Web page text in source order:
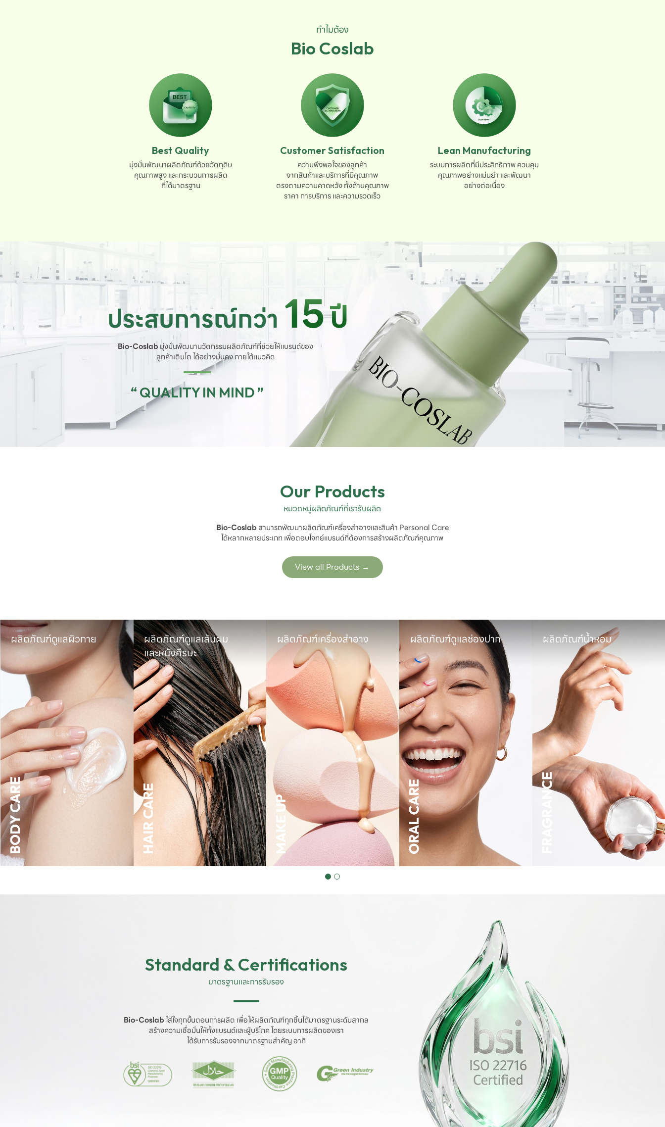
ทำไมต้อง
Bio Coslab
Best Quality
มุ่งมั่นพัฒนาผลิตภัณฑ์ด้วยวัตถุดิบ
คุณภาพสูง และกระบวนการผลิต
ที่ได้มาตรฐาน
Customer Satisfaction
ความพึงพอใจของลูกค้า
จากสินค้าและบริการที่มีคุณภาพ
ตรงตามความคาดหวัง ทั้งด้านคุณภาพ
ราคา การบริการ และความรวดเร็ว
Lean Manufacturing
ระบบการผลิตที่มีประสิทธิภาพ ควบคุม
คุณภาพอย่างแม่นยำ และพัฒนา
อย่างต่อเนื่อง
ประสบการณ์กว่า 15ปี
Bio-Coslab มุ่งมั่นพัฒนานวัตกรรมผลิตภัณฑ์ที่ช่วยให้แบรนด์ของ
ลูกค้าเติบโต ได้อย่างมั่นคง ภายใต้แนวคิด
“ QUALITY IN MIND ”
Our Products
หมวดหมู่ผลิตภัณฑ์ที่เรารับผลิต
Bio-Coslab สามารถพัฒนาผลิตภัณฑ์เครื่องสำอางและสินค้า Personal Care
ได้หลากหลายประเภท เพื่อตอบโจทย์แบรนด์ที่ต้องการสร้างผลิตภัณฑ์คุณภาพ
View all Products →
ผิวกาย
ผลิตภัณฑ์ดูแลเส้นผม
และหนังศีรษะ
ผลิตภัณฑ์เครื่องสำอาง ผลิตภัณฑ์ดูแลช่องปาก ผลิตภัณฑ์น้ำหอม ผลิตภัณฑ์ซั
Standard & Certifications
มาตรฐานและการรับรอง
Bio-Coslab ใส่ใจทุกขั้นตอนการผลิต เพื่อให้ผลิตภัณฑ์ทุกชิ้นได้มาตรฐานระดับสากล
สร้างความเชื่อมั่นให้ทั้งแบรนด์และผู้บริโภค โดยระบบการผลิตของเรา
ได้รับการรับรองจากมาตรฐานสำคัญ อาทิ